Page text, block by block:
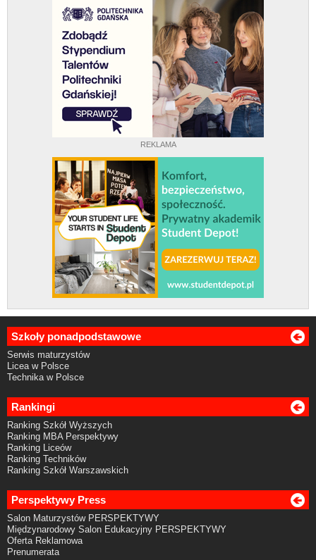
REKLAMA
Szkoły ponadpodstawowe
Serwis maturzystów
Licea w Polsce
Technika w Polsce
Rankingi
Ranking Szkół Wyższych
Ranking MBA Perspektywy
Ranking Liceów
Ranking Techników
Ranking Szkół Warszawskich
Perspektywy Press
Salon Maturzystów PERSPEKTYWY
Międzynarodowy Salon Edukacyjny PERSPEKTYWY
Oferta Reklamowa
Prenumerata